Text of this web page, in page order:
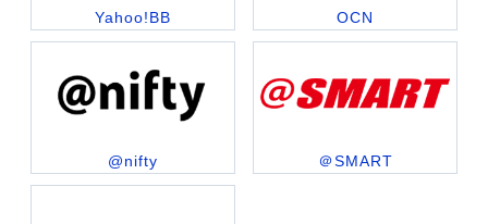
Yahoo!BB OCN
@nifty ＠SMART